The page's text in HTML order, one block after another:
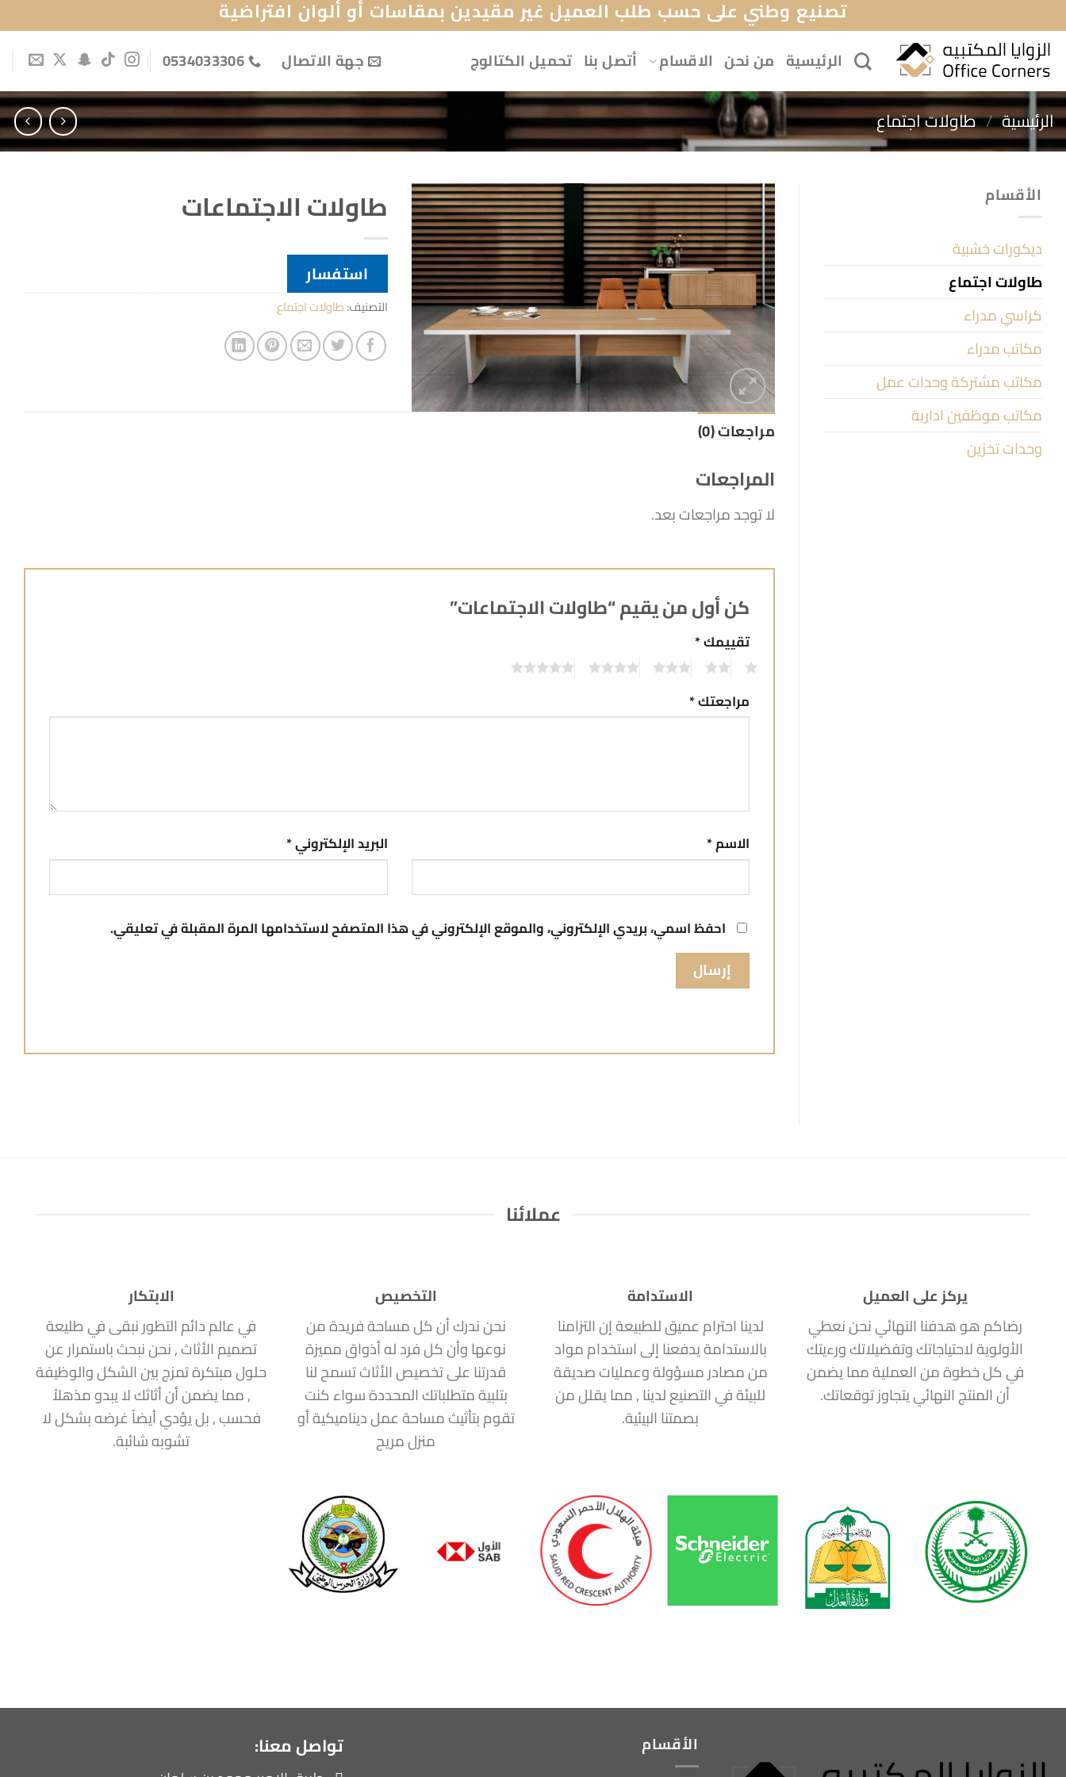
للمحتوى
تصنيع وطني على حسب طلب العميل غير مقيدين بمقاسات أو ألوان افتراضية
الرئيسية من نحن الاقسام أتصل بنا تحميل الكتالوج جهة الاتصال 0534033306
الرئيسية / طاولات اجتماع
الأقسام
ديكورات خشبية
طاولات اجتماع
كراسي مدراء
مكاتب مدراء
مكاتب مشتركة وحدات عمل
مكاتب موظفين ادارية
وحدات تخزين
طاولات الاجتماعات
استفسار
التصنيف:طاولات اجتماع
مراجعات (0)
المراجعات
لا توجد مراجعات بعد.
كن أول من يقيم “طاولات الاجتماعات”
تقييمك*
مراجعتك*
الاسم* البريد الإلكتروني*
احفظ اسمي، بريدي الإلكتروني، والموقع الإلكتروني في هذا المتصفح لاستخدامها المرة المقبلة في تعليقي.
عملائنا
يركز على العميل
رضاكم هو هدفنا النهائي نحن نعطي
الأولوية لاحتياجاتك وتفضيلاتك ورءيتك
في كل خطوة من العملية مما يضمن
أن المنتج النهائي يتجاوز توقعاتك.
الاستدامة
لدينا احترام عميق للطبيعة إن التزامنا
بالاستدامة يدفعنا إلى استخدام مواد
من مصادر مسؤولة وعمليات صديقة
للبيئة في التصنيع لدينا , مما يقلل من
بصمتنا البيئية.
التخصيص
نحن ندرك أن كل مساحة فريدة من
نوعها وأن كل فرد له أذواق مميزة
قدرتنا على تخصيص الأثاث تسمح لنا
بتلبية متطلباتك المحددة سواء كنت
تقوم بتأثيث مساحة عمل ديناميكية أو
منزل مريح
الابتكار
في عالم دائم التطور نبقى في طليعة
تصميم الأثاث , نحن نبحث باستمرار عن
حلول مبتكرة تمزج بين الشكل والوظيفة
, مما يضمن أن أثاثك لا يبدو مذهلاُ
فحسب , بل يؤدي أيضاً غرضه بشكل لا
تشوبه شائبة.
الأقسام تواصل معنا: